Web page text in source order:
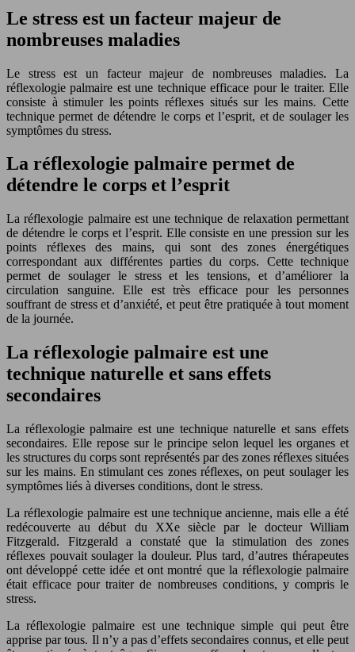
Le stress est un facteur majeur de
nombreuses maladies
Le stress est un facteur majeur de nombreuses maladies. La
réflexologie palmaire est une technique efficace pour le traiter. Elle
consiste à stimuler les points réflexes situés sur les mains. Cette
technique permet de détendre le corps et l’esprit, et de soulager les
symptômes du stress.
La réflexologie palmaire permet de
détendre le corps et l’esprit
La réflexologie palmaire est une technique de relaxation permettant
de détendre le corps et l’esprit. Elle consiste en une pression sur les
points réflexes des mains, qui sont des zones énergétiques
correspondant aux différentes parties du corps. Cette technique
permet de soulager le stress et les tensions, et d’améliorer la
circulation sanguine. Elle est très efficace pour les personnes
souffrant de stress et d’anxiété, et peut être pratiquée à tout moment
de la journée.
La réflexologie palmaire est une
technique naturelle et sans effets
secondaires
La réflexologie palmaire est une technique naturelle et sans effets
secondaires. Elle repose sur le principe selon lequel les organes et
les structures du corps sont représentés par des zones réflexes situées
sur les mains. En stimulant ces zones réflexes, on peut soulager les
symptômes liés à diverses conditions, dont le stress.
La réflexologie palmaire est une technique ancienne, mais elle a été
redécouverte au début du XXe siècle par le docteur William
Fitzgerald. Fitzgerald a constaté que la stimulation des zones
réflexes pouvait soulager la douleur. Plus tard, d’autres thérapeutes
ont développé cette idée et ont montré que la réflexologie palmaire
était efficace pour traiter de nombreuses conditions, y compris le
stress.
La réflexologie palmaire est une technique simple qui peut être
apprise par tous. Il n’y a pas d’effets secondaires connus, et elle peut